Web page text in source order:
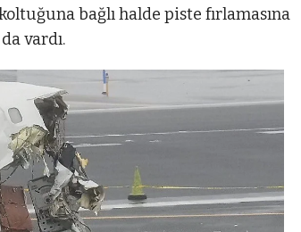
bağlı halde piste fırlamasına
vardı.